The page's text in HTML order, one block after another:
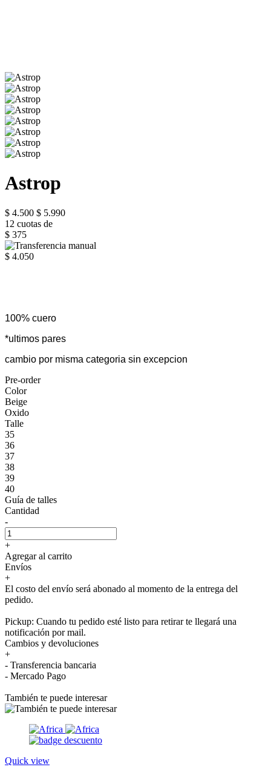
Astrop
$ 4.500 $ 5.990
12 cuotas de
$ 375
$ 4.050
100% cuero
*ultimos pares
cambio por misma categoria sin excepcion
Pre-order
Color
Beige
Oxido
Talle
35
36
37
38
39
40
Guía de talles
Cantidad
-
+
Agregar al carrito
Envíos
+
El costo del envío será abonado al momento de la entrega del
pedido.
Pickup: Cuando tu pedido esté listo para retirar te llegará una
notificación por mail.
Cambios y devoluciones
+
- Transferencia bancaria
- Mercado Pago
También te puede interesar
Quick view